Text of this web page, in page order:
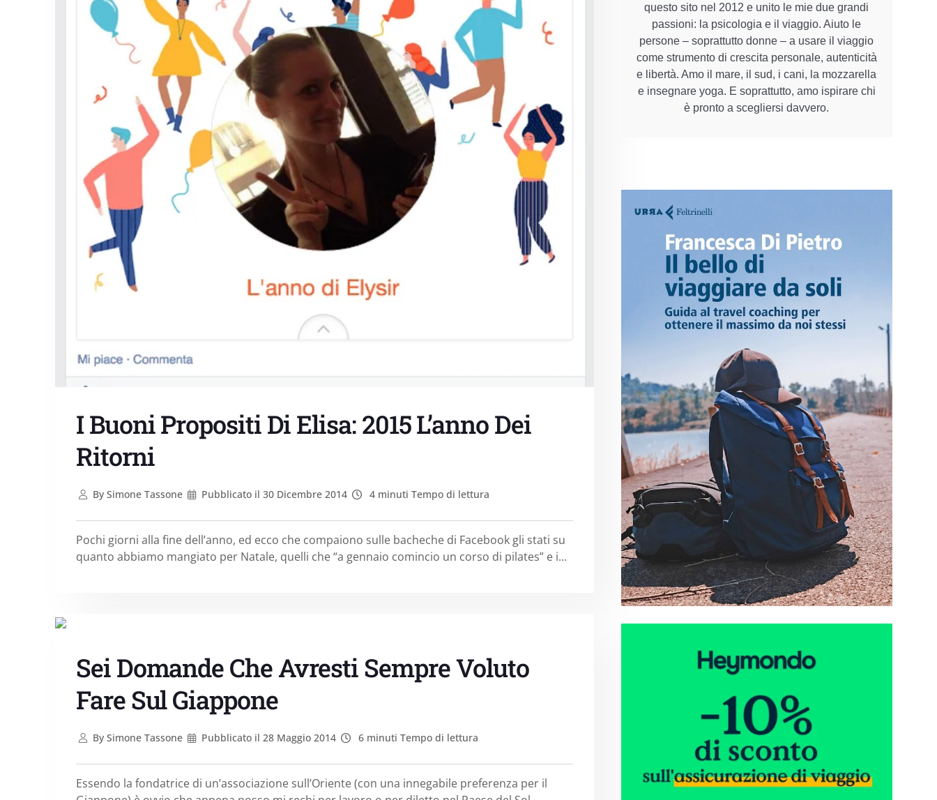
I Buoni Propositi Di Elisa: 2015 L’anno Dei
Ritorni
BySimone Tassone Pubblicato il 30 Dicembre 2014 4 minuti Tempo di lettura
Pochi giorni alla fine dell’anno, ed ecco che compaiono sulle bacheche di Facebook gli stati su
quanto abbiamo mangiato per Natale, quelli che “a gennaio comincio un corso di pilates” e i...
Sei Domande Che Avresti Sempre Voluto
Fare Sul Giappone
BySimone Tassone Pubblicato il 28 Maggio 2014 6 minuti Tempo di lettura
Essendo la fondatrice di un’associazione sull’Oriente (con una innegabile preferenza per il
questo sito nel 2012 e unito le mie due grandi
passioni: la psicologia e il viaggio. Aiuto le
persone – soprattutto donne – a usare il viaggio
come strumento di crescita personale, autenticità
e libertà. Amo il mare, il sud, i cani, la mozzarella
e insegnare yoga. E soprattutto, amo ispirare chi
è pronto a scegliersi davvero.